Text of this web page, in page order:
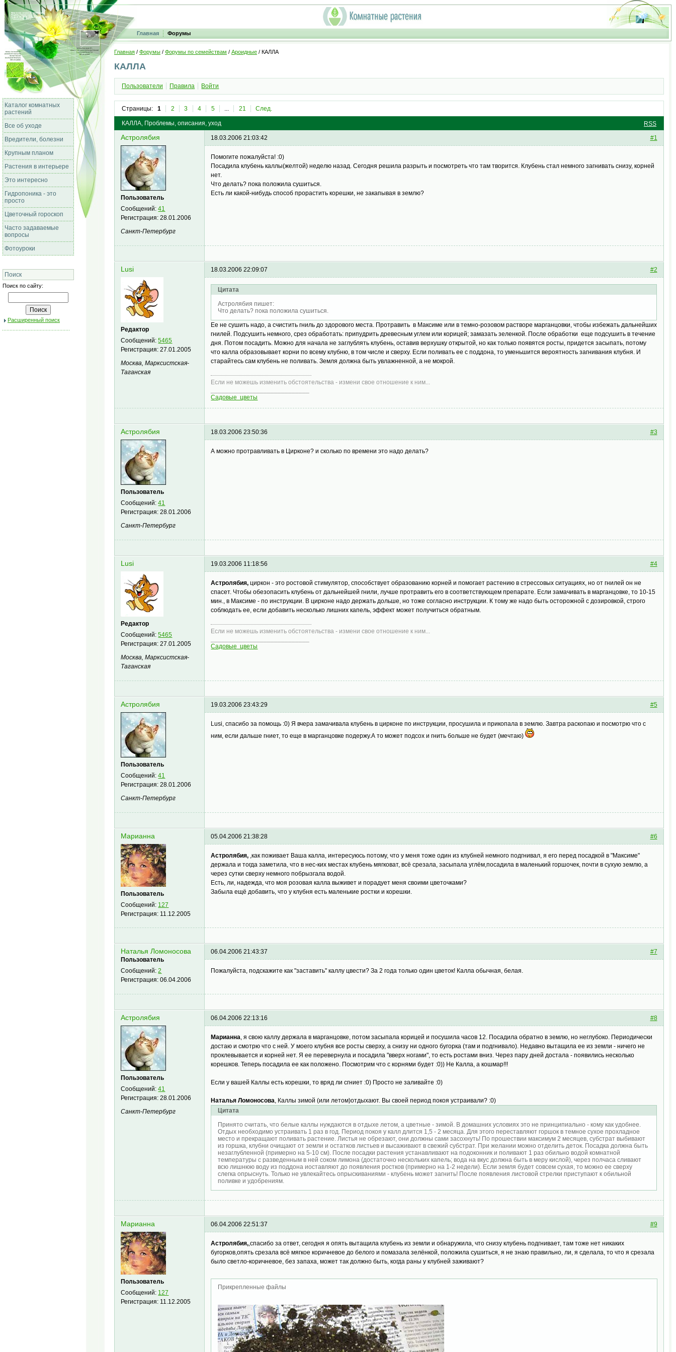
Главная Форумы
Каталог комнатных
растений
Все об уходе
Вредители, болезни
Крупным планом
Растения в интерьере
Это интересно
Гидропоника - это
просто
Цветочный гороскоп
Часто задаваемые
вопросы
Фотоуроки
Поиск
Поиск по сайту:
Расширенный поиск
Главная / Форумы / Форумы по семействам / Ароидные / КАЛЛА
КАЛЛА
Пользователи Правила Войти
Страницы: 1 2 3 4 5 ... 21 След.
RSS
КАЛЛА, Проблемы, описания, уход
Астролябия
Пользователь
Сообщений:41
Регистрация:28.01.2006
Санкт-Петербург
#1
18.03.2006 21:03:42
Помогите пожалуйста! :0)
Посадила клубень каллы(желтой) неделю назад. Сегодня решила разрыть и посмотреть что там творится. Клубень стал немного загнивать снизу, корней
нет.
Что делать? пока положила сушиться.
Есть ли какой-нибудь способ прорастить корешки, не закапывая в землю?
Lusi
Редактор
Сообщений:5465
Регистрация:27.01.2005
Москва, Марксистская-
Таганская
#2
18.03.2006 22:09:07
Цитата
Астролябия пишет:
Что делать? пока положила сушиться.
Ее не сушить надо, а счистить гниль до здорового места. Протравить в Максиме или в темно-розовом растворе марганцовки, чтобы избежать дальнейших
гнилей. Подсушить немного, срез обработать: припудрить древесным углем или корицей; замазать зеленкой. После обработки еще подсушить в течение
дня. Потом посадить. Можно для начала не заглублять клубень, оставив верхушку открытой, но как только появятся росты, придется засыпать, потому
что калла образовывает корни по всему клубню, в том числе и сверху. Если поливать ее с поддона, то уменьшится вероятность загнивания клубня. И
старайтесь сам клубень не поливать. Земля должна быть увлажненной, а не мокрой.
Если не можешь изменить обстоятельства - измени свое отношение к ним...
Садовые цветы
Астролябия
Пользователь
Сообщений:41
Регистрация:28.01.2006
Санкт-Петербург
#3
18.03.2006 23:50:36
А можно протравливать в Цирконе? и сколько по времени это надо делать?
Lusi
Редактор
Сообщений:5465
Регистрация:27.01.2005
Москва, Марксистская-
Таганская
#4
19.03.2006 11:18:56
Астролябия, циркон - это ростовой стимулятор, способствует образованию корней и помогает растению в стрессовых ситуациях, но от гнилей он не
спасет. Чтобы обезопасить клубень от дальнейшей гнили, лучше протравить его в соответствующем препарате. Если замачивать в марганцовке, то 10-15
мин., в Максиме - по инструкции. В цирконе надо держать дольше, но тоже согласно инструкции. К тому же надо быть осторожной с дозировкой, строго
соблюдать ее, если добавить несколько лишних капель, эффект может получиться обратным.
Если не можешь изменить обстоятельства - измени свое отношение к ним...
Садовые цветы
Астролябия
Пользователь
Сообщений:41
Регистрация:28.01.2006
Санкт-Петербург
#5
19.03.2006 23:43:29
Lusi, спасибо за помощь :0) Я вчера замачивала клубень в цирконе по инструкции, просушила и прикопала в землю. Завтра раскопаю и посмотрю что с
ним, если дальше гниет, то еще в марганцовке подержу.А то может подсох и гнить больше не будет (мечтаю)
Марианна
Пользователь
Сообщений: 127
Регистрация: 11.12.2005
#6
05.04.2006 21:38:28
Астролябия, ,как поживает Ваша калла, интересуюсь потому, что у меня тоже один из клубней немного подгнивал, я его перед посадкой в "Максиме"
держала и тогда заметила, что в нес-ких местах клубень мягковат, всё срезала, засыпала углём,посадила в маленький горшочек, почти в сухую землю, а
через сутки сверху немного побрызгала водой.
Есть, ли, надежда, что моя розовая калла выживет и порадует меня своими цветочками?
Забыла ещё добавить, что у клубня есть маленькие ростки и корешки.
Наталья Ломоносова
Пользователь
Сообщений:2
Регистрация:06.04.2006
#7
06.04.2006 21:43:37
Пожалуйста, подскажите как "заставить" каллу цвести? За 2 года только один цветок! Калла обычная, белая.
Астролябия
Пользователь
Сообщений:41
Регистрация:28.01.2006
Санкт-Петербург
#8
06.04.2006 22:13:16
Марианна, я свою каллу держала в марганцовке, потом засыпала корицей и посушила часов 12. Посадила обратно в землю, но неглубоко. Периодически
достаю и смотрю что с ней. У моего клубня все росты сверху, а снизу ни одного бугорка (там и подгнивало). Недавно вытащила ее из земли - ничего не
проклевывается и корней нет. Я ее перевернула и посадила "вверх ногами", то есть ростами вниз. Через пару дней достала - появились несколько
корешков. Теперь посадила ее как положено. Посмотрим что с корнями будет :0)) Не Калла, а кошмар!!!
Если у вашей Каллы есть корешки, то вряд ли сгниет :0) Просто не заливайте :0)
Наталья Ломоносова, Каллы зимой (или летом)отдыхают. Вы своей период покоя устраивали? :0)
Цитата
Принято считать, что белые каллы нуждаются в отдыхе летом, а цветные - зимой. В домашних условиях это не принципиально - кому как удобнее.
Отдых необходимо устраивать 1 раз в год. Период покоя у калл длится 1,5 - 2 месяца. Для этого переставляют горшок в темное сухое прохладное
место и прекращают поливать растение. Листья не обрезают, они должны сами засохнуть! По прошествии максимум 2 месяцев, субстрат выбивают
из горшка, клубни очищают от земли и остатков листьев и высаживают в свежий субстрат. При желании можно отделить деток. Посадка должна быть
незаглубленной (примерно на 5-10 см). После посадки растения устанавливают на подоконник и поливают 1 раз обильно водой комнатной
температуры с разведенным в ней соком лимона (достаточно нескольких капель; вода на вкус должна быть в меру кислой), через полчаса сливают
всю лишнюю воду из поддона иоставляют до появления ростков (примерно на 1-2 недели). Если земля будет совсем сухая, то можно ее сверху
слегка опрыснуть. Только не увлекайтесь опрыскиваниями - клубень может загнить! После появления листовой стрелки приступают к обильной
поливке и удобрениям.
Марианна
Пользователь
Сообщений: 127
Регистрация: 11.12.2005
#9
06.04.2006 22:51:37
Астролябия,,спасибо за ответ, сегодня я опять вытащила клубень из земли и обнаружила, что снизу клубень подгнивает, там тоже нет никаких
бугорков,опять срезала всё мягкое коричневое до белого и помазала зелёнкой, положила сушиться, я не знаю правильно, ли, я сделала, то что я срезала
было светло-коричневое, без запаха, может так должно быть, когда раны у клубней заживают?
Прикрепленные файлы